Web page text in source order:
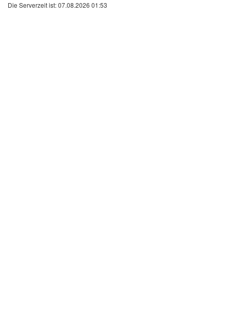
Die Serverzeit ist: 07.08.2026 01:53